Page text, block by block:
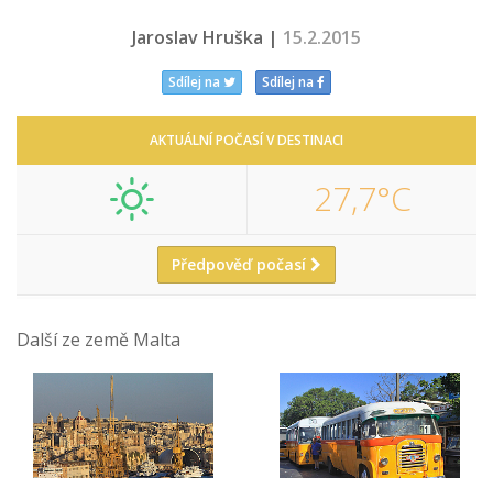
Jaroslav Hruška | 15.2.2015
Sdílej na Sdílej na
AKTUÁLNÍ POČASÍ V DESTINACI
27,7°C
Předpověď počasí
Další ze země Malta